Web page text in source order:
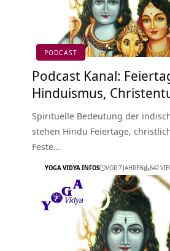
PODCAST
Podcast Kanal:
Hinduismus,
Spirituelle Bedeutung der
stehen Hindu Feiertage,
Feste…
YOGA VIDYA INFOS VOR 7 JAHREN 642